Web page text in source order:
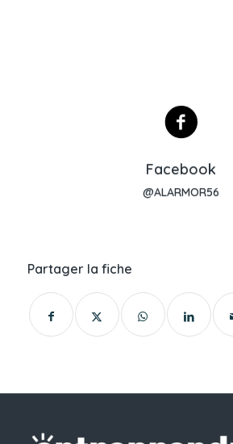
Facebook
@ALARMOR56
Partager la fiche